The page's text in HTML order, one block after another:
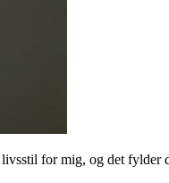
for mig, og det fylder